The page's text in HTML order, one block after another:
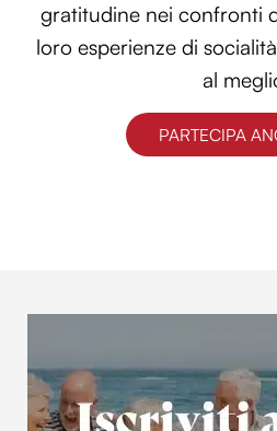
gratitudine nei confronti
loro esperienze di
al
PARTECIPA